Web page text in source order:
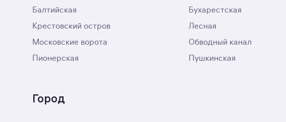
Балтийская Бухарестская
Крестовский остров
Лесная
Московские ворота
Обводный канал
Пионерская
Пушкинская
Город